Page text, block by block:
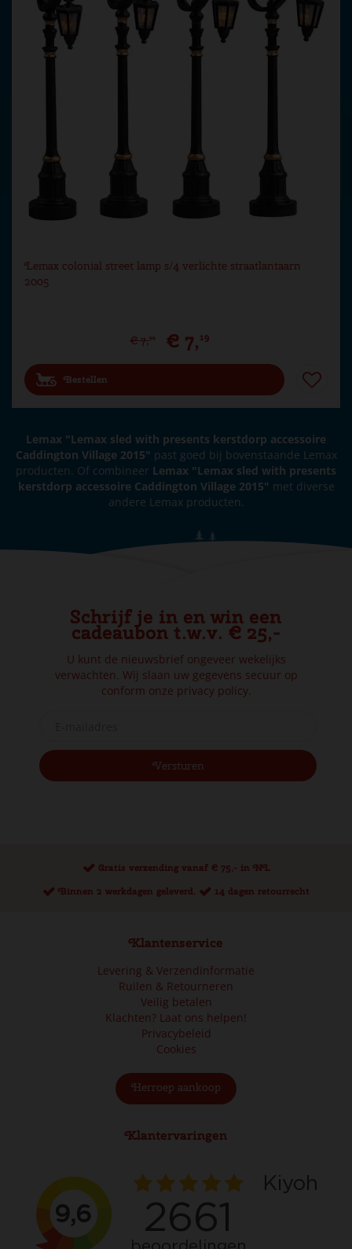
Lemax colonial street lamp s/4 verlichte straatlantaarn
2005
€ 7,99 € 7,19
Bestellen
Lemax "Lemax sled with presents kerstdorp accessoire
Caddington Village 2015" past goed bij bovenstaande Lemax
producten. Of combineer Lemax "Lemax sled with presents
kerstdorp accessoire Caddington Village 2015" met diverse
andere Lemax producten.
Schrijf je in en win een
cadeaubon t.w.v. € 25,-
U kunt de nieuwsbrief ongeveer wekelijks
verwachten. Wij slaan uw gegevens secuur op
conform onze privacy policy.
Gratis verzending vanaf € 75,- in NL
Binnen 2 werkdagen geleverd.
14 dagen retourrecht
Klantenservice
Levering & Verzendinformatie
Ruilen & Retourneren
Veilig betalen
Klachten? Laat ons helpen!
Privacybeleid
Cookies
Herroep aankoop
Klantervaringen